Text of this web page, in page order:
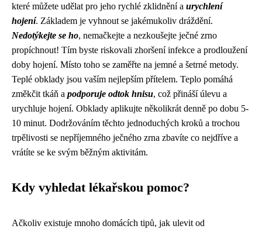
které můžete udělat pro jeho rychlé zklidnění a urychlení
hojení. Základem je vyhnout se jakémukoliv dráždění.
Nedotýkejte se ho, nemačkejte a nezkoušejte ječné zrno
propíchnout! Tím byste riskovali zhoršení infekce a prodloužení
doby hojení. Místo toho se zaměřte na jemné a šetrné metody.
Teplé obklady jsou vaším nejlepším přítelem. Teplo pomáhá
změkčit tkáň a podporuje odtok hnisu, což přináší úlevu a
urychluje hojení. Obklady aplikujte několikrát denně po dobu 5-
10 minut. Dodržováním těchto jednoduchých kroků a trochou
trpělivosti se nepříjemného ječného zrna zbavíte co nejdříve a
vrátíte se ke svým běžným aktivitám.
Kdy vyhledat lékařskou pomoc?
Ačkoliv existuje mnoho domácích tipů, jak ulevit od